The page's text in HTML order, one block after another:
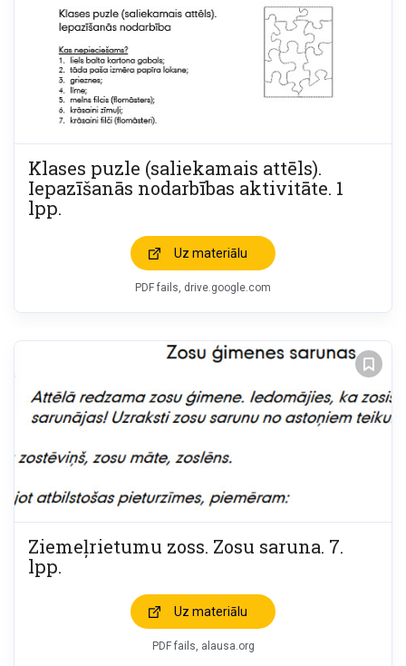
Klases puzle (saliekamais attēls).
Iepazīšanās nodarbības aktivitāte. 1
lpp.
Uz materiālu
PDF fails, drive.google.com
Ziemeļrietumu zoss. Zosu saruna. 7.
lpp.
Uz materiālu
PDF fails, alausa.org